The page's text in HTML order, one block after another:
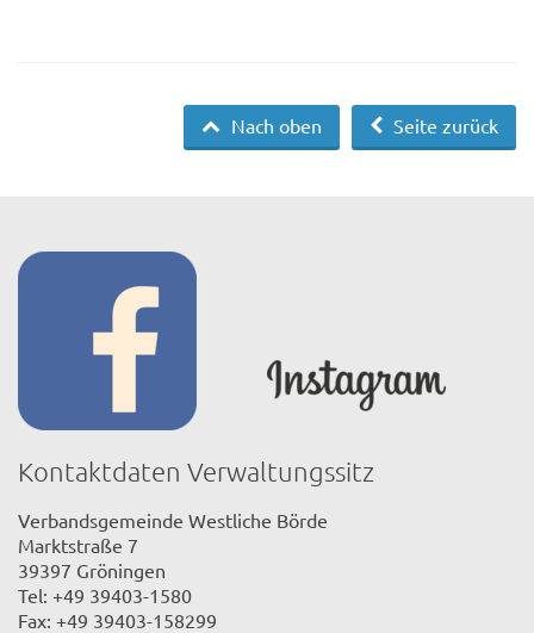
Seite zurück
Nach oben
Kontaktdaten Verwaltungssitz
Verbandsgemeinde Westliche Börde
Marktstraße 7
39397 Gröningen
Tel: +49 39403-1580
Fax: +49 39403-158299